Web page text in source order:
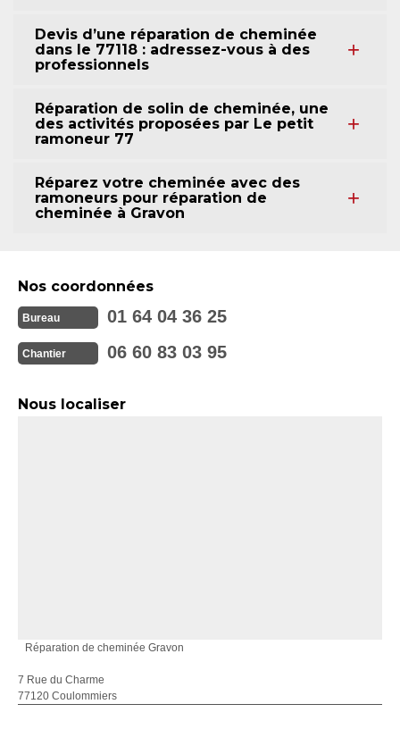
Devis d’une réparation de cheminée
dans le 77118 : adressez-vous à des
professionnels
Réparation de solin de cheminée, une
des activités proposées par Le petit
ramoneur 77
Réparez votre cheminée avec des
ramoneurs pour réparation de
cheminée à Gravon
Nos coordonnées
Bureau 01 64 04 36 25
Chantier 06 60 83 03 95
Nous localiser
Réparation de cheminée Gravon
7 Rue du Charme
77120 Coulommiers